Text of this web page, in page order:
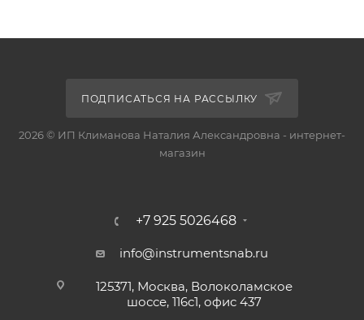
ПОДПИСАТЬСЯ НА РАССЫЛКУ
2026 © ИП Климанова Наталия Александровна - интернет-
магазин
+7 925 5026468
info@instrumentsnab.ru
125371, Москва, Волоколамское
шоссе, 116с1, офис 437